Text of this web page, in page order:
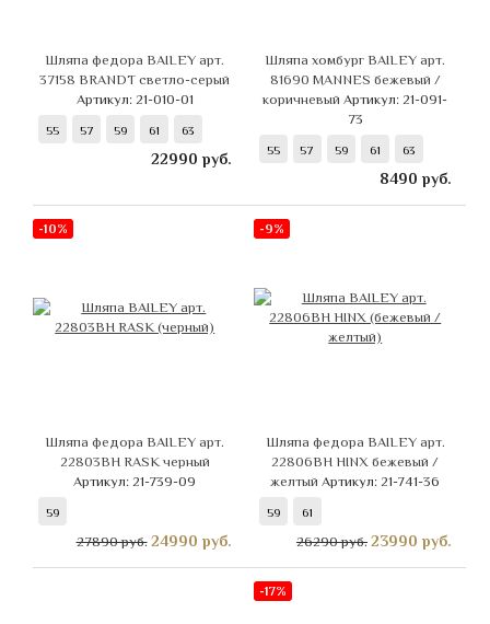
Шляпа федора BAILEY арт.
37158 BRANDT светло-серый
Артикул: 21-010-01
55 57 59 61 63
22990 руб.
Шляпа хомбург BAILEY арт.
81690 MANNES бежевый /
коричневыйАртикул: 21-091-
73
55 57 59 61 63
8490 руб.
-10%
Шляпа федора BAILEY арт.
22803BH RASK черный
Артикул: 21-739-09
59
27890 руб. 24990 руб.
-9%
Шляпа федора BAILEY арт.
22806BH HINX бежевый /
желтыйАртикул: 21-741-36
59 61
26290 руб. 23990 руб.
-17%